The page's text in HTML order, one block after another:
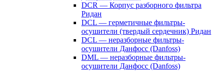
DCR — Корпус разборного фильтра
Ридан
DCL — герметичные фильтры-
осушители (твердый сердечник) Ридан
DCL — неразборные фильтры-
осушители Данфосс (Danfoss)
DML — неразборные фильтры-
осушители Данфосс (Danfoss)